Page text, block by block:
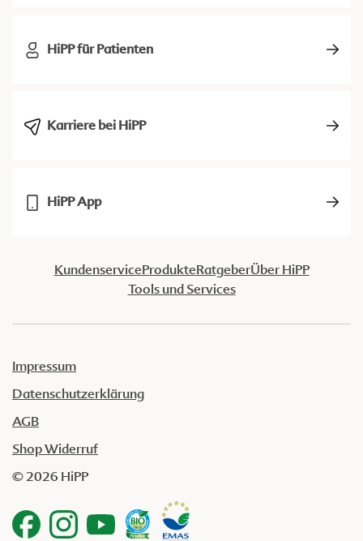
HiPP für Patienten
Karriere bei HiPP
HiPP App
KundenserviceProdukteRatgeberÜber HiPP
Tools und Services
Impressum
Datenschutzerklärung
AGB
Shop Widerruf
© 2026 HiPP